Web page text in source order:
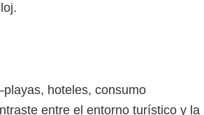
hoteles, consumo
entre el entorno turístico y la